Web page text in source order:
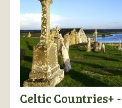
Celtic Countries+ -